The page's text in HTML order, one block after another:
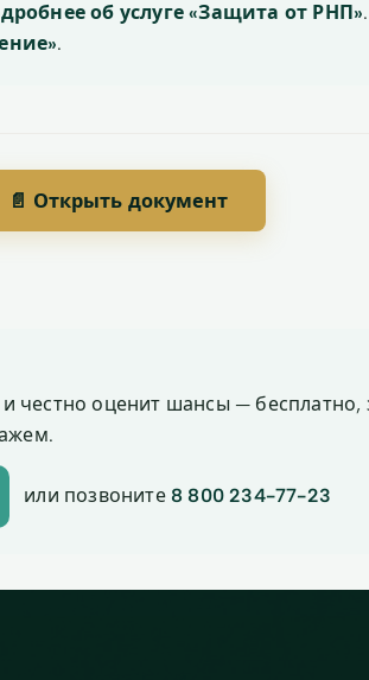
об услуге «Защита от РНП»
.
📄 Открыть документ
честно оценит шансы — бесплатно,
или позвоните8 800 234-77-23